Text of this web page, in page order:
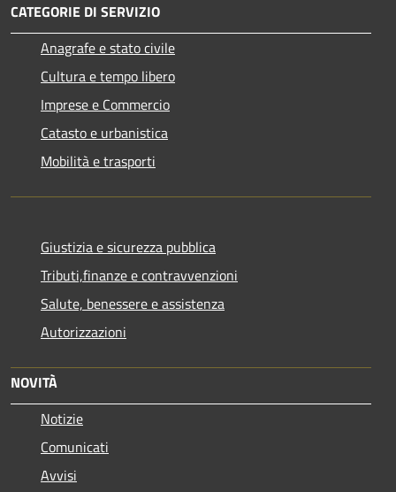
CATEGORIE DI SERVIZIO
Anagrafe e stato civile
Cultura e tempo libero
Imprese e Commercio
Catasto e urbanistica
Mobilità e trasporti
Giustizia e sicurezza pubblica
Tributi,finanze e contravvenzioni
Salute, benessere e assistenza
Autorizzazioni
NOVITÀ
Notizie
Comunicati
Avvisi